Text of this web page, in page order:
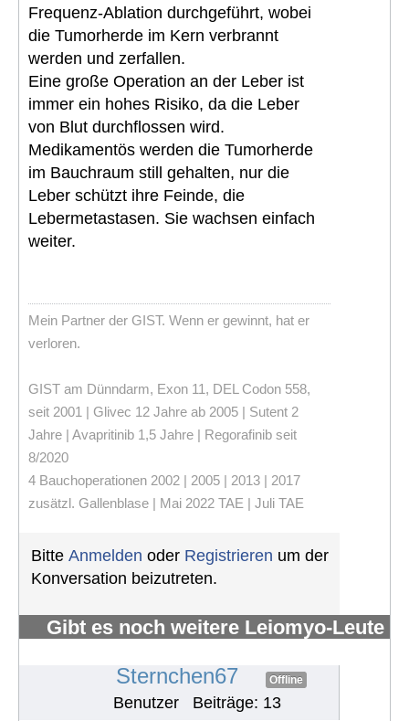
Frequenz-Ablation durchgeführt, wobei
die Tumorherde im Kern verbrannt
werden und zerfallen.
Eine große Operation an der Leber ist
immer ein hohes Risiko, da die Leber
von Blut durchflossen wird.
Medikamentös werden die Tumorherde
im Bauchraum still gehalten, nur die
Leber schützt ihre Feinde, die
Lebermetastasen. Sie wachsen einfach
weiter.
Mein Partner der GIST. Wenn er gewinnt, hat er
verloren.
GIST am Dünndarm, Exon 11, DEL Codon 558,
seit 2001 | Glivec 12 Jahre ab 2005 | Sutent 2
Jahre | Avapritinib 1,5 Jahre | Regorafinib seit
8/2020
4 Bauchoperationen 2002 | 2005 | 2013 | 2017
zusätzl. Gallenblase | Mai 2022 TAE | Juli TAE
Bitte Anmelden oder Registrieren um der
Konversation beizutreten.
Gibt es noch weitere Leiomyo-Leute
Sternchen67 Offline
Benutzer Beiträge: 13